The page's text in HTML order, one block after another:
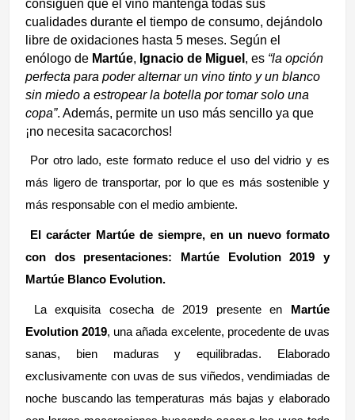
consiguen que el vino mantenga todas sus
cualidades durante el tiempo de consumo, dejándolo
libre de oxidaciones hasta 5 meses. Según el
enólogo de Martúe, Ignacio de Miguel , es “la opción
perfecta para poder alternar un vino tinto y un blanco
sin miedo a estropear la botella por tomar solo una
copa”. Además, permite un uso más sencillo ya que
¡no necesita sacacorchos!
Por otro lado, este formato reduce el uso del vidrio y es
más ligero de transportar, por lo que es más sostenible y
más responsable con el medio ambiente.
El carácter Martúe de siempre, en un nuevo formato
con dos presentaciones: Martúe Evolution 2019 y
Martúe Blanco Evolution.
La exquisita cosecha de 2019 presente en Martúe
Evolution 2019, una añada excelente, procedente de uvas
sanas, bien maduras y equilibradas. Elaborado
exclusivamente con uvas de sus viñedos, vendimiadas de
noche buscando las temperaturas más bajas y elaborado